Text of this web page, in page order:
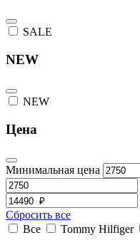
SALE
NEW
NEW
Цена
Минимальная цена
Сбросить все
Все
Tommy Hilfiger